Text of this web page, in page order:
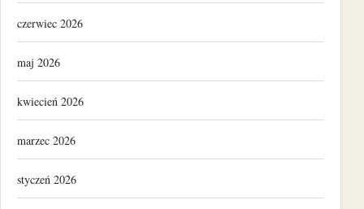
czerwiec 2026
maj 2026
kwiecień 2026
marzec 2026
styczeń 2026